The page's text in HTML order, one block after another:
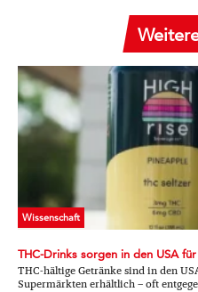
Wissenschaft
THC-Drinks sorgen in den USA
THC-hältige Getränke sind in den
Supermärkten erhältlich – oft